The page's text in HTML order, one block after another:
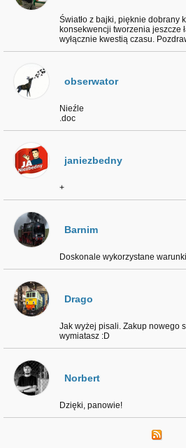
Światło z bajki, pięknie dobrany
konsekwencji tworzenia jeszcze
wyłącznie kwestią czasu.
obserwator
Nieźle
.doc
janiezbedny
+
Barnim
Doskonale wykorzystane
Drago
Jak wyżej pisali. Zakup nowego
wymiatasz :D
Norbert
Dzięki, panowie!